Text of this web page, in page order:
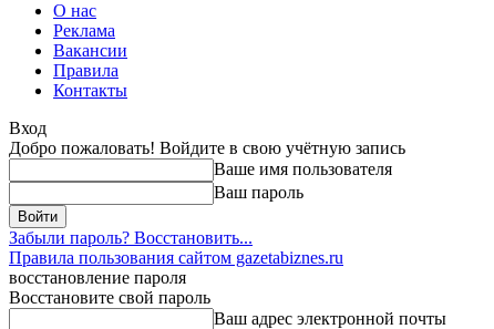
О нас
Реклама
Вакансии
Правила
Контакты
Вход
Добро пожаловать! Войдите в свою учётную запись
Ваше имя пользователя
Ваш пароль
Забыли пароль? Восстановить...
Правила пользования сайтом gazetabiznes.ru
восстановление пароля
Восстановите свой пароль
Ваш адрес электронной почты